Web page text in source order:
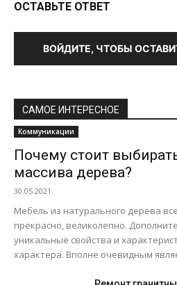
ОСТАВЬТЕ ОТВЕТ
ВОЙДИТЕ, ЧТОБЫ
САМОЕ ИНТЕРЕСНОЕ
Коммуникации
Почему стоит
массива дерева?
30.05.2021
Мебель из натурального дерева
прекрасно, великолепно.
уникальные свойства и
характера. Вполне очевидным